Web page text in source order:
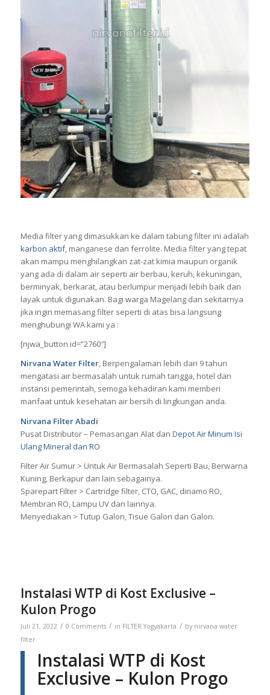
Media filter yang dimasukkan ke dalam tabung filter ini adalah
karbon aktif, manganese dan ferrolite. Media filter yang tepat
akan mampu menghilangkan zat-zat kimia maupun organik
yang ada di dalam air seperti air berbau, keruh, kekuningan,
berminyak, berkarat, atau berlumpur menjadi lebih baik dan
layak untuk digunakan. Bagi warga Magelang dan sekitarnya
jika ingin memasang filter seperti di atas bisa langsung
menghubungi WA kami ya :
[njwa_button id=”2760″]
Nirvana Water Filter, Berpengalaman lebih dari 9 tahun
mengatasi air bermasalah untuk rumah tangga, hotel dan
instansi pemerintah, semoga kehadiran kami memberi
manfaat untuk kesehatan air bersih di lingkungan anda.
Nirvana Filter Abadi
Pusat Distributor – Pemasangan Alat dan Depot Air Minum Isi
Ulang Mineral dan RO
Filter Air Sumur > Untuk Air Bermasalah Seperti Bau, Berwarna
Kuning, Berkapur dan lain sebagainya.
Sparepart Filter > Cartridge filter, CTO, GAC, dinamo RO,
Membran RO, Lampu UV dan lainnya.
Menyediakan > Tutup Galon, Tisue Galon dan Galon.
Instalasi WTP di Kost Exclusive –
Kulon Progo
Juli 21, 2022 / 0 Comments / in FILTER Yogyakarta / by nirvana water
filter
Instalasi WTP di Kost
Exclusive – Kulon Progo